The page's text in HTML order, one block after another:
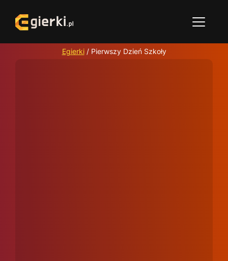
Egierki/ Pierwszy Dzień Szkoły